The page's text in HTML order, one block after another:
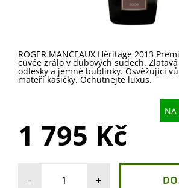
ROGER MANCEAUX Héritage 2013
cuvée zrálo v dubových sudech.
odlesky a jemné bublinky. Osvěžující
mateří kašičky. Ochutnejte luxus.
NA
1 795 Kč
- +